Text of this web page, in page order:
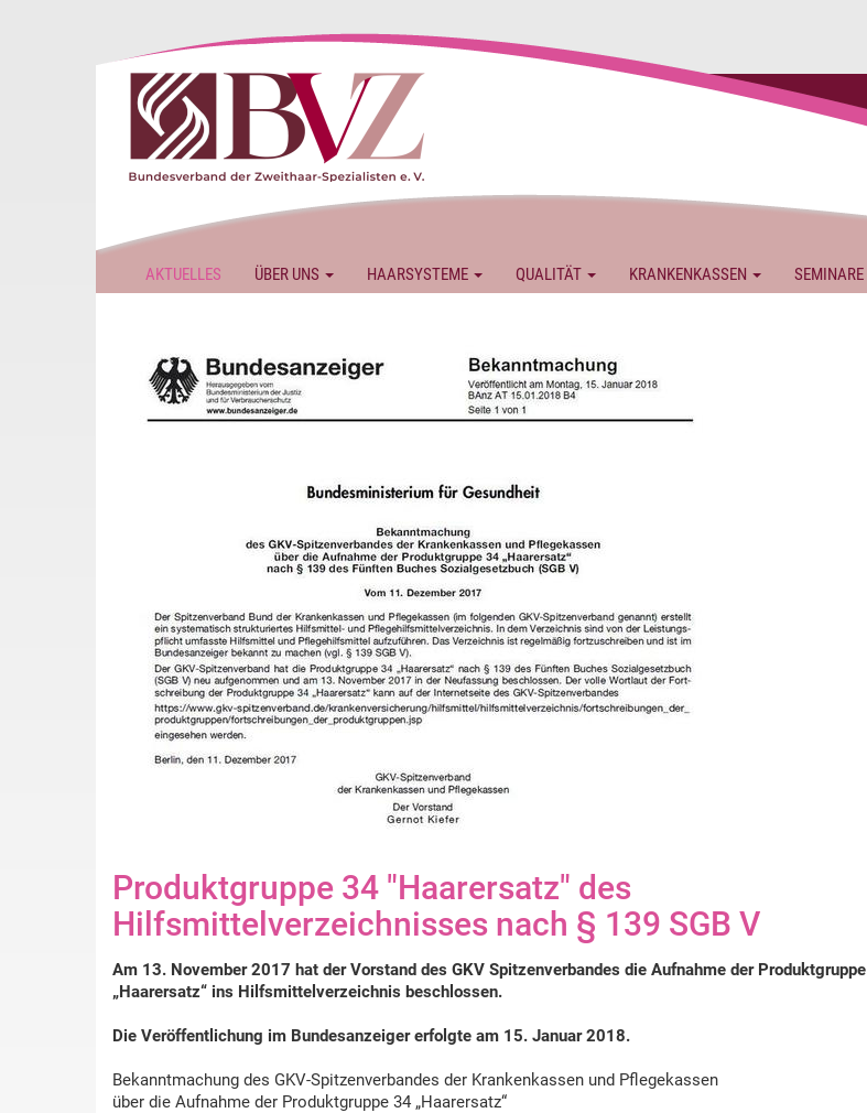
AKTUELLES ÜBER UNS HAARSYSTEME QUALITÄT KRANKENKASSEN SEMINARE
Produktgruppe 34 "Haarersatz" des
Hilfsmittelverzeichnisses nach § 139 SGB V
Am 13. November 2017 hat der Vorstand des GKV Spitzenverbandes die Aufnahme der Produktgruppe
„Haarersatz“ ins Hilfsmittelverzeichnis beschlossen.
Die Veröffentlichung im Bundesanzeiger erfolgte am 15. Januar 2018.
Bekanntmachung des GKV-Spitzenverbandes der Krankenkassen und Pflegekassen
über die Aufnahme der Produktgruppe 34 „Haarersatz“